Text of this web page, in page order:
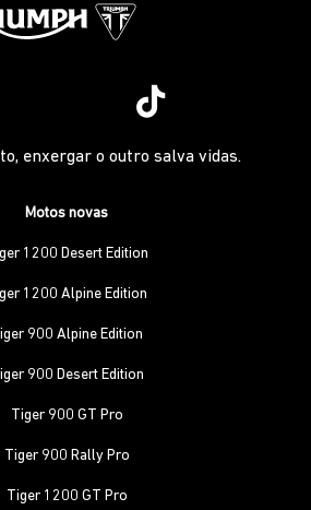
enxergar o outro salva vidas.
Motos novas
1200 Desert Edition
1200 Alpine Edition
900 Alpine Edition
900 Desert Edition
Tiger 900 GT Pro
Tiger 900 Rally Pro
Tiger 1200 GT Pro